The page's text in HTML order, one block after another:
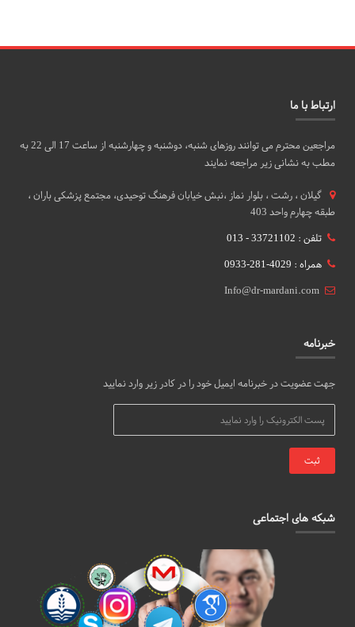
ارتباط با ما
مراجعین محترم می توانند روزهای شنبه، دوشنبه و چهارشنبه از ساعت 17 الی 22 به
مطب به نشانی زیر مراجعه نمایند
گيلان ، رشت ، بلوار نماز ،نبش خیابان فرهنگ توحیدی، مجتمع پزشکی باران ،
طبقه چهارم واحد 403
تلفن : 33721102 - 013
همراه : 4029-281-0933
Info@dr-mardani.com
خبرنامه
جهت عضویت در خبرنامه ایمیل خود را در کادر زیر وارد نمایید
شبکه های اجتماعی